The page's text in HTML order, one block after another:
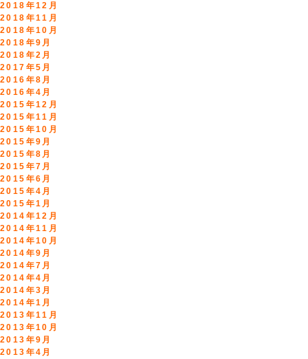
2018年12月
2018年11月
2018年10月
2018年9月
2018年2月
2017年5月
2016年8月
2016年4月
2015年12月
2015年11月
2015年10月
2015年9月
2015年8月
2015年7月
2015年6月
2015年4月
2015年1月
2014年12月
2014年11月
2014年10月
2014年9月
2014年7月
2014年4月
2014年3月
2014年1月
2013年11月
2013年10月
2013年9月
2013年4月